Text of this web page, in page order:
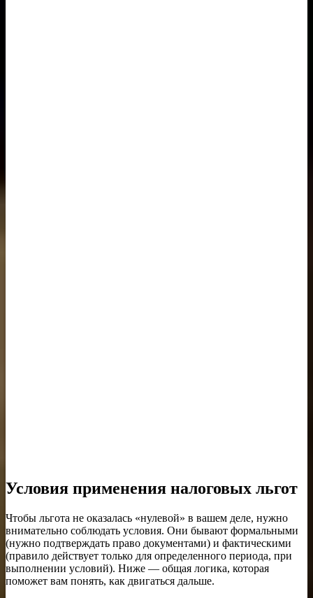
Условия применения налоговых льгот
Чтобы льгота не оказалась «нулевой» в вашем деле, нужно
внимательно соблюдать условия. Они бывают формальными
(нужно подтверждать право документами) и фактическими
(правило действует только для определенного периода, при
выполнении условий). Ниже — общая логика, которая
поможет вам понять, как двигаться дальше.